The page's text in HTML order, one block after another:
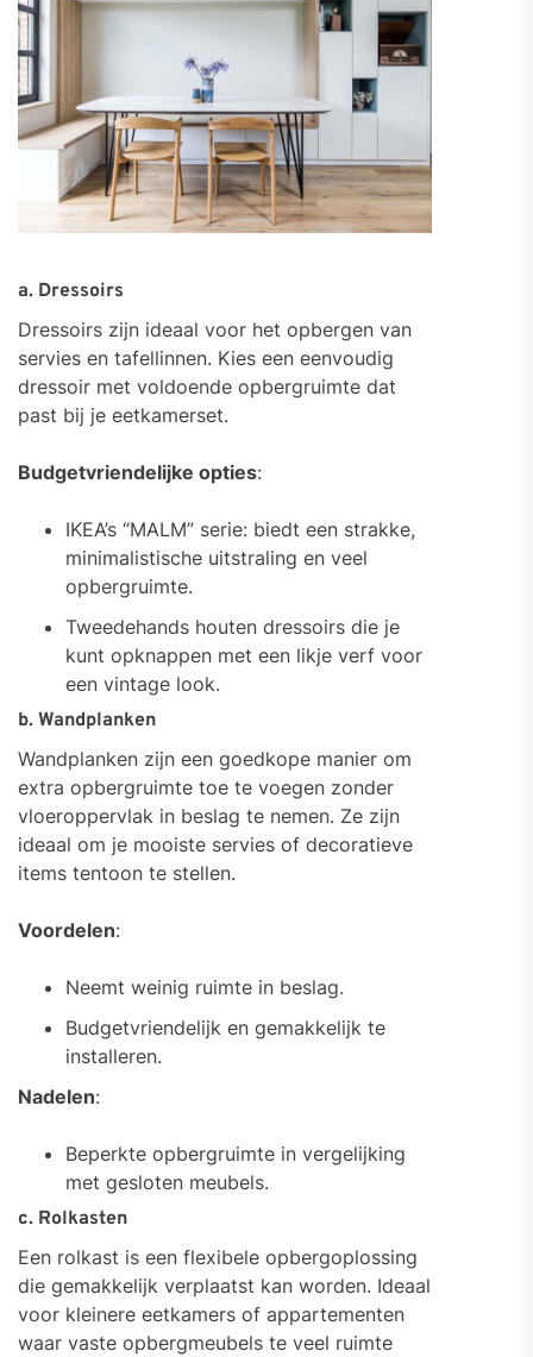
a. Dressoirs
Dressoirs zijn ideaal voor het opbergen van
servies en tafellinnen. Kies een eenvoudig
dressoir met voldoende opbergruimte dat
past bij je eetkamerset.
Budgetvriendelijke opties:
IKEA’s “MALM” serie: biedt een strakke,
minimalistische uitstraling en veel
opbergruimte.
Tweedehands houten dressoirs die je
kunt opknappen met een likje verf voor
een vintage look.
b. Wandplanken
Wandplanken zijn een goedkope manier om
extra opbergruimte toe te voegen zonder
vloeroppervlak in beslag te nemen. Ze zijn
ideaal om je mooiste servies of decoratieve
items tentoon te stellen.
Voordelen:
Neemt weinig ruimte in beslag.
Budgetvriendelijk en gemakkelijk te
installeren.
Nadelen:
Beperkte opbergruimte in vergelijking
met gesloten meubels.
c. Rolkasten
Een rolkast is een flexibele opbergoplossing
die gemakkelijk verplaatst kan worden. Ideaal
voor kleinere eetkamers of appartementen
waar vaste opbergmeubels te veel ruimte